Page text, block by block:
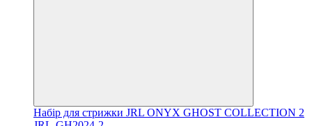
Набір для стрижки JRL ONYX GHOST COLLECTION 2